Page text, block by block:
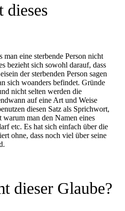
dieses
man eine sterbende Person nicht
bezieht sich sowohl darauf, dass
der sterbenden Person sagen
sich woanders befindet. Gründe
nicht selten werden die
auf eine Art und Weise
diesen Satz als Sprichwort,
man den Namen eines
etc. Es hat sich einfach über die
ohne, dass noch viel über seine
dieser Glaube?